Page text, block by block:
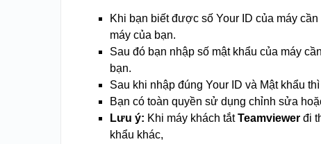
Khi bạn biết được số Your ID của máy
máy của bạn.
Sau đó bạn nhập số mật khẩu của máy
bạn.
Sau khi nhập đúng Your ID và Mật khẩu
Bạn có toàn quyền sử dụng chỉnh sửa
Lưu ý: Khi máy khách tắtTeamviewer đi
khẩu khác,